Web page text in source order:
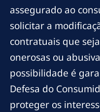
assegurado ao
solicitar a
contratuais que
onerosas ou
possibilidade é
Defesa do
proteger os